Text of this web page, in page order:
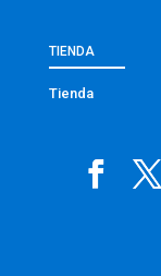
TIENDA
Tienda